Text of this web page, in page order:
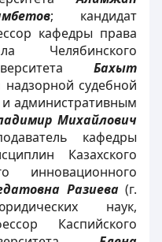
; кандидат
кафедры права
Челябинского
Бахыт
надзорной судебной
административным
Михайлович
кафедры
Казахского
инновационного
Разиева(г.
наук,
Каспийского